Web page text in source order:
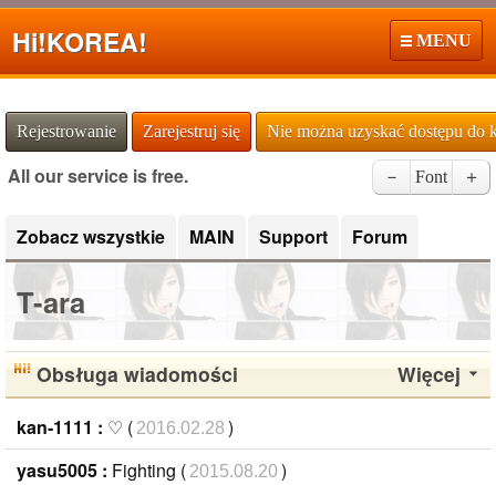
Hi!KOREA! MENU
Rejestrowanie Zarejestruj się Nie można uzyskać dostępu do
All our service is free. － Font ＋
Zobacz wszystkie MAIN Support Forum
T-ara
Więcej
Obsługa wiadomości
kan-1111 : ♡ ( 2016.02.28 )
yasu5005 : Fighting ( 2015.08.20 )